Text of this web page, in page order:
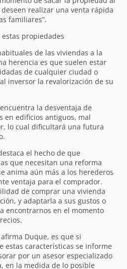
realizar una venta rápida
familiares”.
propiedades
de las viviendas a la
herencia es que suelen estar
de cualquier ciudad o
inversor la revalorización de su
la desventaja de
en edificios antiguos, mal
lo cual dificultará una futura
el hecho de que
que necesitan una reforma
anima aún más a los herederos
ventaja para el comprador.
de comprar una vivienda
y adaptarla a sus gustos o
encontrarnos en el momento
Duque, es que si
estas características se informe
por un asesor especializado
en la medida de lo posible